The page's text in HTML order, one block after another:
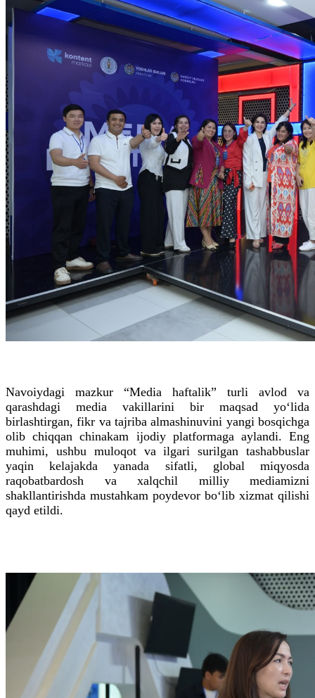
Navoiydagi mazkur “Media haftalik” turli avlod va
qarashdagi media vakillarini bir maqsad yo‘lida
birlashtirgan, fikr va tajriba almashinuvini yangi bosqichga
olib chiqqan chinakam ijodiy platformaga aylandi. Eng
muhimi, ushbu muloqot va ilgari surilgan tashabbuslar
yaqin kelajakda yanada sifatli, global miqyosda
raqobatbardosh va xalqchil milliy mediamizni
shakllantirishda mustahkam poydevor bo‘lib xizmat qilishi
qayd etildi.